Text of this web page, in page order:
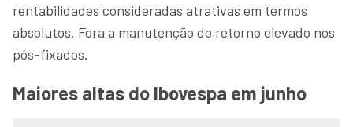
rentabilidades consideradas atrativas em termos
absolutos. Fora a manutenção do retorno elevado nos
pós-fixados.
Maiores altas do Ibovespa em junho